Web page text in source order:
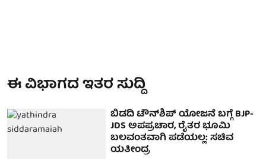
ಈ ವಿಭಾಗದ ಇತರ ಸುದ್ದಿ
ಬಿಡದಿ ಟೌನ್‌ಶಿಪ್‌ ಯೋಜನೆ ಬಗ್ಗೆ BJP-
JDS ಅಪಪ್ರಚಾರ, ರೈತರ ಭೂಮಿ
ಬಲವಂತವಾಗಿ ಪಡೆಯಲ್ಲ: ಸಚಿವ
ಯತೀಂದ್ರ